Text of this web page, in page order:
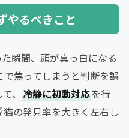
やるべきこと
瞬間、頭が真っ白になる
焦ってしまうと判断を誤
、 冷静に初動対応を行
の発見率を大きく左右し